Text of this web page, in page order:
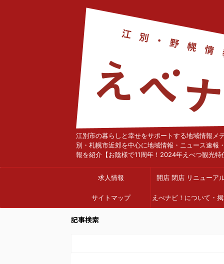
江別市の暮らしと幸せをサポートする地域情報
別・札幌市近郊を中心に地域情報・ニュース速報
報を紹介【お陰様で11周年！2024年えべつ観光特
求人情報 開店 閉店 リニューア
サイトマップ えべナビ！について・
記事検索